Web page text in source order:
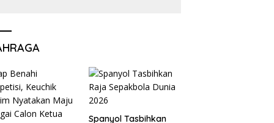
Spanyol Tasbihkan